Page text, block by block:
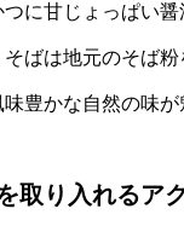
に甘じょっぱい
ばは地元のそば
豊かな自然の味が
取り入れるア